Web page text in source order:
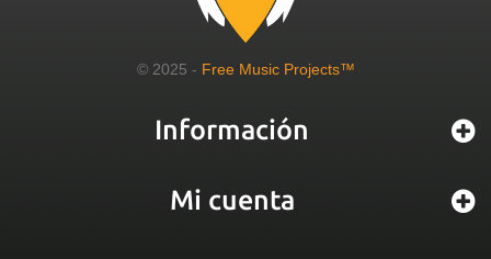
© 2025 - Free Music Projects™
Información
Mi cuenta